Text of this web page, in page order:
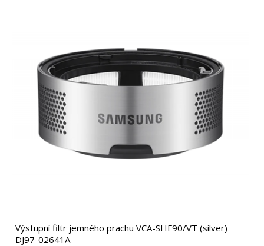
Výstupní filtr jemného prachu VCA-SHF90/VT (silver)
DJ97-02641A